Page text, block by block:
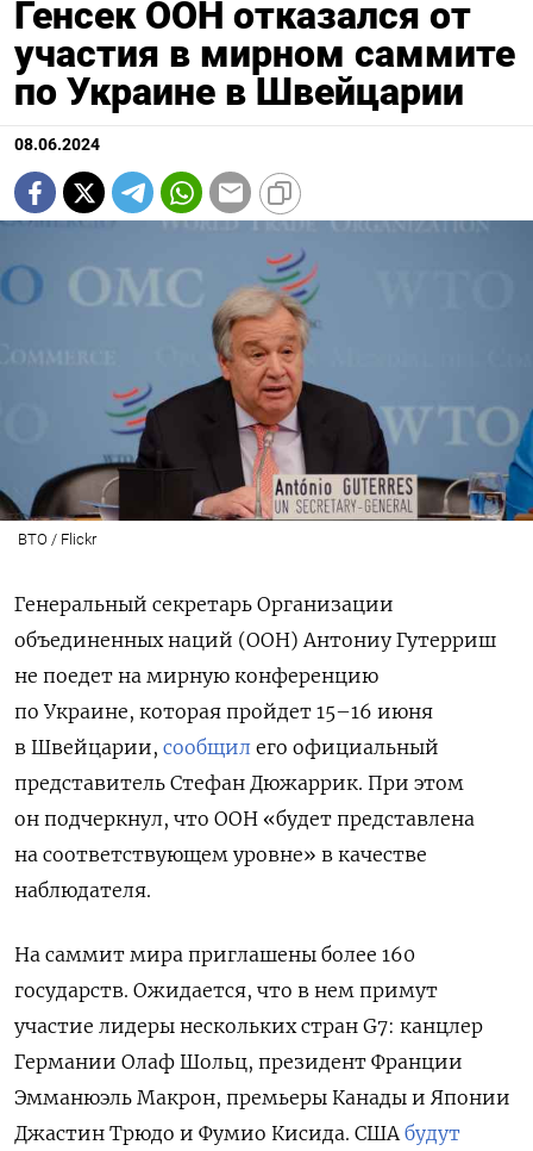
Генсек ООН отказался от
участия в мирном саммите
по Украине в Швейцарии
08.06.2024
ВТО / Flickr
Генеральный секретарь Организации
объединенных наций (ООН) Антониу Гутерриш
не поедет на мирную конференцию
по Украине, которая пройдет 15–16 июня
в Швейцарии, сообщил его официальный
представитель Стефан Дюжаррик. При этом
он подчеркнул, что ООН «будет представлена
на соответствующем уровне» в качестве
наблюдателя.
На саммит мира приглашены более 160
государств. Ожидается, что в нем примут
участие лидеры нескольких стран G7: канцлер
Германии Олаф Шольц, президент Франции
Эмманюэль Макрон, премьеры Канады и Японии
Джастин Трюдо и Фумио Кисида. СШАбудут